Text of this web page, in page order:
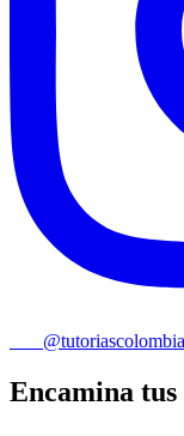
@tutoriascolombia
Encamina tus